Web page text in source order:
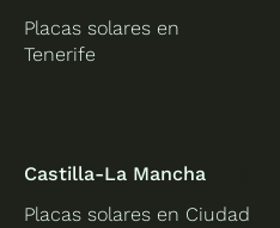
Placas solares en
Tenerife
Castilla-La Mancha
Placas solares en Ciudad